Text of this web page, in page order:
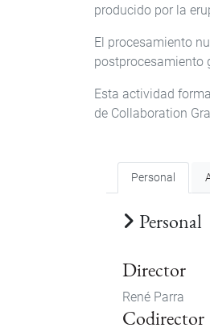
producido por la
El procesamiento
postprocesamiento
Esta actividad
de Collaboration
Personal
Personal
Director
René Parra
Codirector